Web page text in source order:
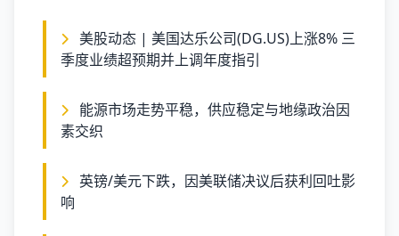
季度业绩超预期并上调年度指引
素交织
响